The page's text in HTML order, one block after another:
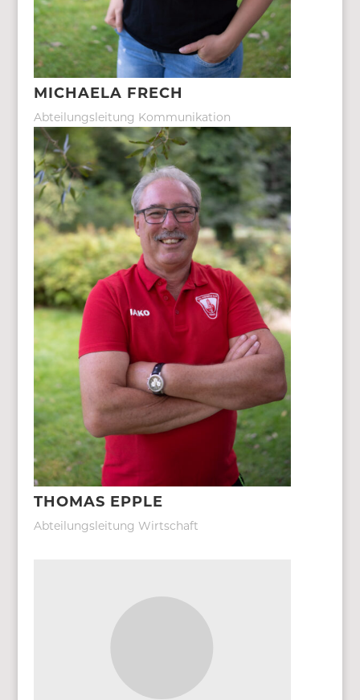
MICHAELA FRECH
Abteilungsleitung Kommunikation
THOMAS EPPLE
Abteilungsleitung Wirtschaft